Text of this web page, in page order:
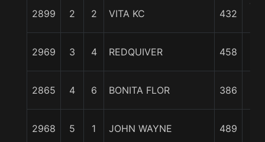
2899 2 2 VITA KC 432
7
2969 3 4 REDQUIVER 458
2865 4 6 BONITA FLOR 386
2968 5 1 JOHN WAYNE 489